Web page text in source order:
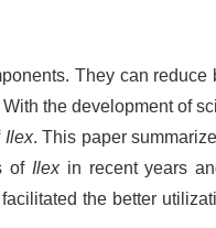
They can reduce
the development of
Ilex. This paper
of Ilexin recent years
the better